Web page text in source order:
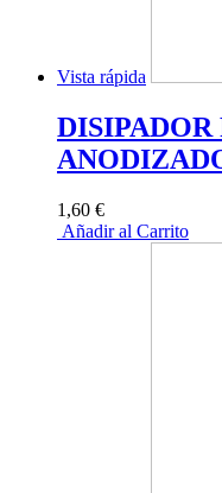
Vista rápida
DISIPADOR
1,60 €
Añadir al Carrito